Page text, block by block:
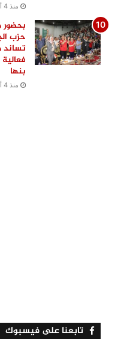
منذ 4 أسابيع
بحضور
حزب
تساند
بنها
منذ 4 أسابيع
تابعنا على فيسبوك